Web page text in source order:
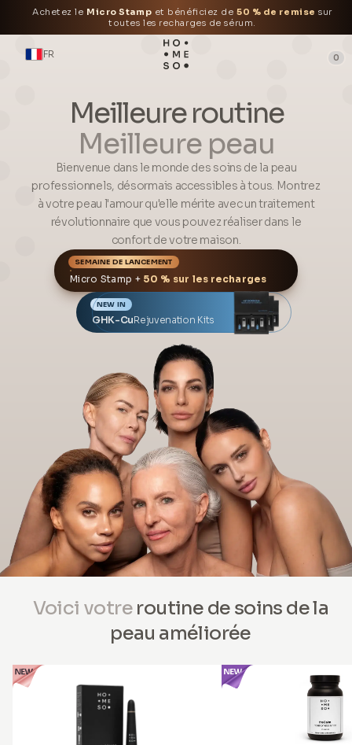
Achetez le Micro Stamp et bénéficiez de50 % de remise sur
toutes les recharges de sérum.
FR 0
Meilleure routine
Meilleure peau
Bienvenue dans le monde des soins de la peau
professionnels, désormais accessibles à tous. Montrez
à votre peau l'amour qu'elle mérite avec un traitement
révolutionnaire que vous pouvez réaliser dans le
confort de votre maison.
SEMAINE DE LANCEMENT
Micro Stamp + 50 % sur les recharges
NEW IN
GHK-CuRejuvenation Kits
Voici votre routine de soins de la
peau améliorée